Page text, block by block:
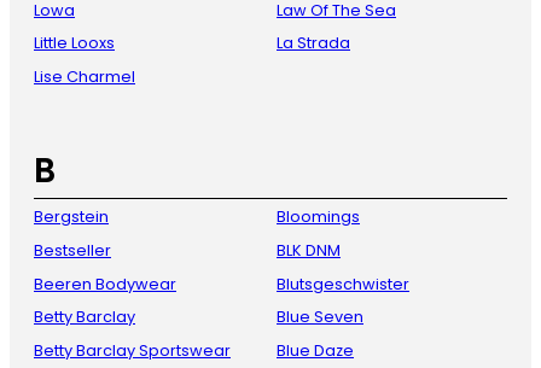
Lowa
Little Looxs
Lise Charmel
Law Of The Sea
La Strada
B
Bergstein
Bestseller
Beeren Bodywear
Betty Barclay
Betty Barclay Sportswear
Bloomings
BLK DNM
Blutsgeschwister
Blue Seven
Blue Daze